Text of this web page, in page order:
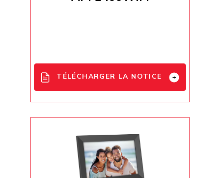
TÉLÉCHARGER LA NOTICE
/ ES / IT